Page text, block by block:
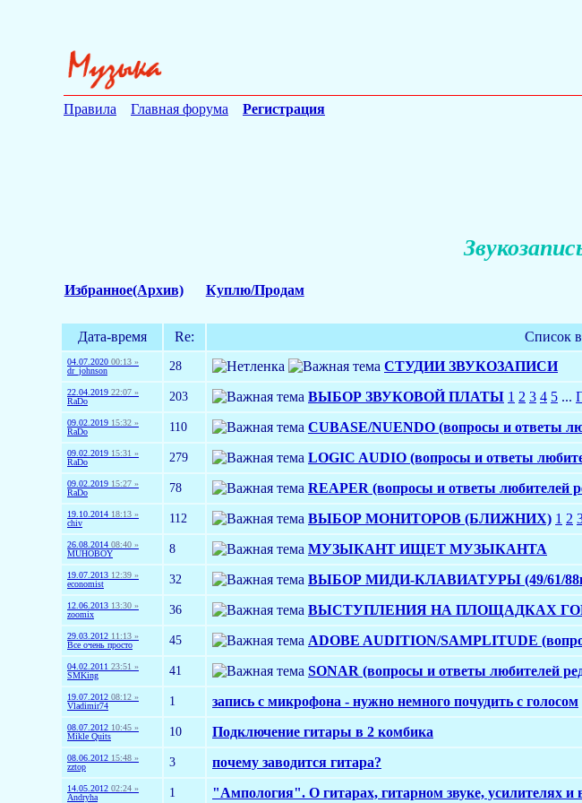
Правила Главная форума Регистрация
Избранное(Архив) Куплю/Продам
Дата-время Re: Список
04.07.2020 00:13 »
dr_johnson
28 СТУДИИ ЗВУКОЗАПИСИ
22.04.2019 22:07 »
RaDo
203 ВЫБОР ЗВУКОВОЙ ПЛАТЫ 1 2 3 4 5 ...
09.02.2019 15:32 »
RaDo
110 CUBASE/NUENDO (вопросы и ответы
09.02.2019 15:31 »
RaDo
279 LOGIC AUDIO (вопросы и ответы
09.02.2019 15:27 »
RaDo
78 REAPER (вопросы и ответы любителей
19.10.2014 18:13 »
chiv
112 ВЫБОР МОНИТОРОВ (БЛИЖНИХ) 1 2
26.08.2014 08:40 »
MUHOBOY
8 МУЗЫКАНТ ИЩЕТ МУЗЫКАНТА
19.07.2013 12:39 »
economist
32 ВЫБОР МИДИ-КЛАВИАТУРЫ (49/61/
12.06.2013 13:30 »
zoomix
36 ВЫСТУПЛЕНИЯ НА ПЛОЩАДКАХ
29.03.2012 11:13 »
Все очень просто
45 ADOBE AUDITION/SAMPLITUDE
04.02.2011 23:51 »
SMKing
41 SONAR (вопросы и ответы любителей
19.07.2012 08:12 »
Vladimir74
1 запись с микрофона - нужно немного почудить с голосом
08.07.2012 10:45 »
Mikle Quits
10 Подключение гитары в 2 комбика
08.06.2012 15:48 »
zztop
3 почему заводится гитара?
14.05.2012 02:24 »
Andryha
1 "Ампология". О гитарах, гитарном звуке, усилителях и